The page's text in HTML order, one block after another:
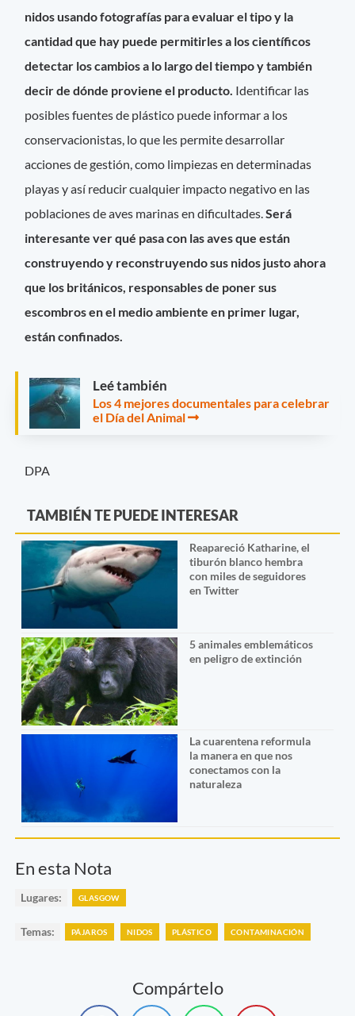
nidos usando fotografías para evaluar el tipo y la
cantidad que hay puede permitirles a los científicos
detectar los cambios a lo largo del tiempo y también
decir de dónde proviene el producto. Identificar las
posibles fuentes de plástico puede informar a los
conservacionistas, lo que les permite desarrollar
acciones de gestión, como limpiezas en determinadas
playas y así reducir cualquier impacto negativo en las
poblaciones de aves marinas en dificultades.Será
interesante ver qué pasa con las aves que están
construyendo y reconstruyendo sus nidos justo ahora
que los británicos, responsables de poner sus
escombros en el medio ambiente en primer lugar,
están confinados.
Leé también
Los 4 mejores documentales para celebrar
el Día del Animal
DPA
TAMBIÉN TE PUEDE INTERESAR
Reapareció Katharine, el
tiburón blanco hembra
con miles de seguidores
en Twitter
5 animales emblemáticos
en peligro de extinción
La cuarentena reformula
la manera en que nos
conectamos con la
naturaleza
En esta Nota
Lugares: GLASGOW
Temas: PÁJAROS NIDOS PLÁSTICO CONTAMINACIÓN
Compártelo